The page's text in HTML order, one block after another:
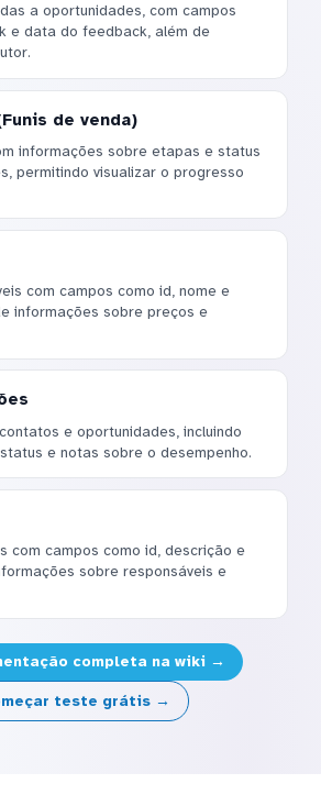
a oportunidades, com campos
e data do feedback, além de
de venda)
informações sobre etapas e status
permitindo visualizar o progresso
com campos como id, nome e
informações sobre preços e
e oportunidades, incluindo
e notas sobre o desempenho.
com campos como id, descrição e
sobre responsáveis e
completa na wiki →
teste grátis →